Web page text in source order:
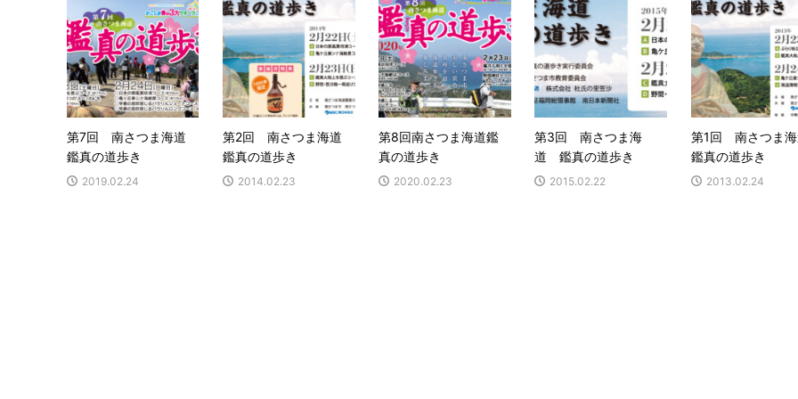
第7回 南さつま海道
鑑真の道歩き
2019.02.24
第2回 南さつま海道
鑑真の道歩き
2014.02.23
第8回南さつま海道鑑
真の道歩き
2020.02.23
第3回 南さつま海
道 鑑真の道歩き
2015.02.22
第1回 南さつま
鑑真の道歩き
2013.02.24